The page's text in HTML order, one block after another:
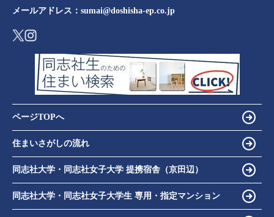
メールアドレス： sumai@doshisha-ep.co.jp
ページTOPへ
住まいさがしの流れ
同志社大学・同志社女子大学 提携宿舎（京田辺）
同志社大学・同志社女子大学生 専用・指定マンション